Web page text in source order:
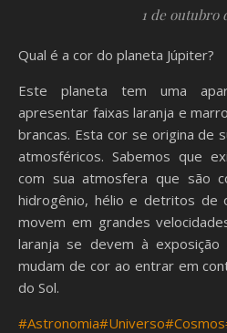
1 de outubro
Qual é a cor do planeta Júpiter?
Este planeta tem uma
apresentar faixas laranja e
brancas. Esta cor se origina de
atmosféricos. Sabemos que
com sua atmosfera que são
hidrogênio, hélio e detritos de
movem em grandes
laranja se devem à
mudam de cor ao entrar em
do Sol.
#Astronomia#Universo#Cosmos